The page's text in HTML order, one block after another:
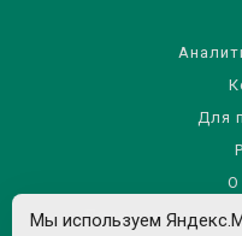
Для
О
Правила
Мы используем